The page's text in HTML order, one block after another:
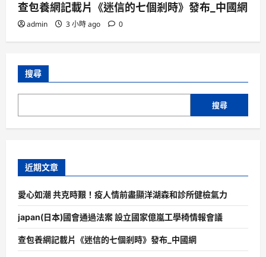
查包養網記載片《迷信的七個剎時》發布_中國網
admin 3 小時 ago 0
搜尋
搜尋
近期文章
愛心如潮 共克時艱！疫人情前盡顯洋湖森和診所健檢氣力
japan(日本)國會通過法案 設立國家億嵐工學椅情報會議
查包養網記載片《迷信的七個剎時》發布_中國網